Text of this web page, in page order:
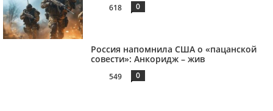
618 0
Россия напомнила США о «пацанской
совести»: Анкоридж – жив
549 0